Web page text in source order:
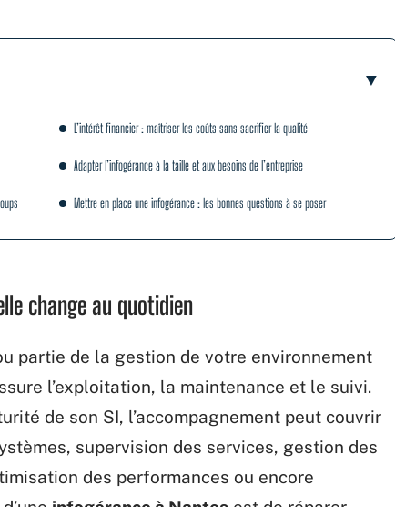
L’intérêt financier : maîtriser les coûts sans sacrifier la qualité
Adapter l’infogérance à la taille et aux besoins de l’entreprise
Mettre en place une infogérance : les bonnes questions à se poser
change au quotidien
partie de la gestion de votre environnement
l’exploitation, la maintenance et le suivi.
de son SI, l’accompagnement peut couvrir
supervision des services, gestion des
des performances ou encore